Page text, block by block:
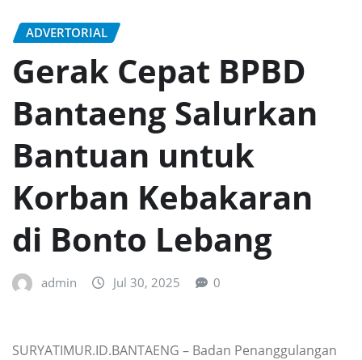
ADVERTORIAL
Gerak Cepat BPBD
Bantaeng Salurkan
Bantuan untuk
Korban Kebakaran
di Bonto Lebang
admin Jul 30, 2025 0
SURYATIMUR.ID.BANTAENG – Badan Penanggulangan